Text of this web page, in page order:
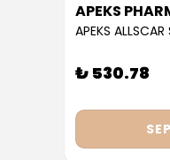
APEKS
APEKS
₺ 530.78